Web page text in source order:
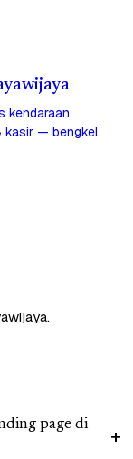
kendaraan,
kasir — bengkel
page di